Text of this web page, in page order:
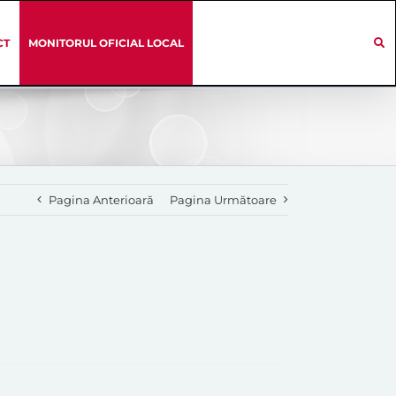
MONITORUL OFICIAL LOCAL
Pagina Anterioară Pagina Următoare